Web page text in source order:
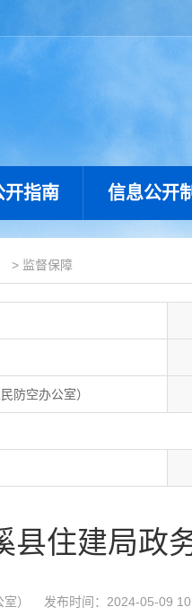
开指南 信息公开
> 监督保障
防空办公室）
县住建局政
） 发布时间：2024-05-09